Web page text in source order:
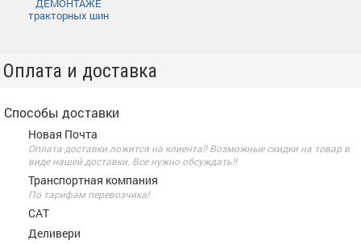
тракторных шин
Оплата и доставка
Способы доставки
Новая Почта
Оплата доставки ложится на клиента!! Возможные скидки на товар в
виде нашей доставки. Все нужно обсуждать!!
Транспортная компания
По тарифам перевозчика!
САТ
Деливери